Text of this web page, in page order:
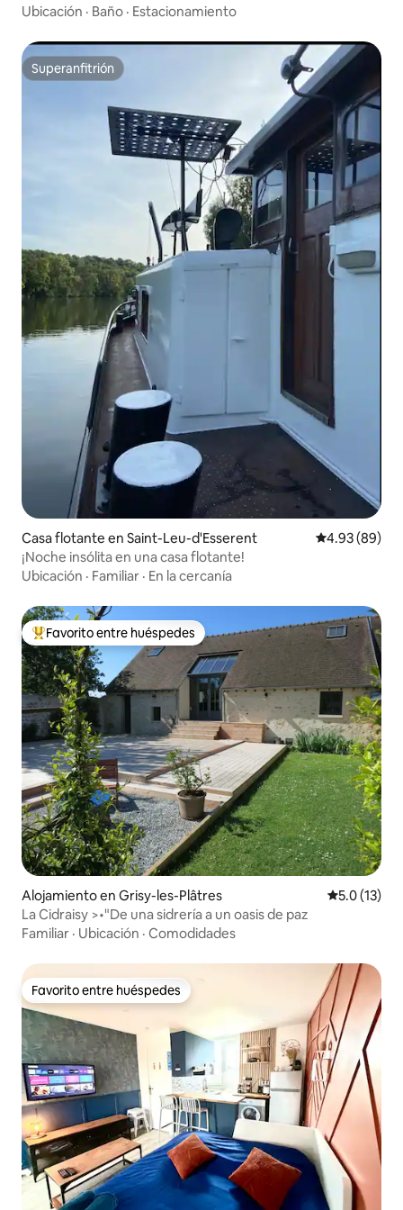
Ubicación · Baño · Estacionamiento
Superanfitrión
Superanfitrión
Casa flotante en Saint-Leu-d'Esserent Calificación
4.93 (89)
¡Noche insólita en una casa flotante!
Ubicación · Familiar · En la cercanía
Favorito entre huéspedes preferido
Favorito entre huéspedes
Alojamiento en Grisy-les-Plâtres Calificación
5.0 (13)
La Cidraisy >•"De una sidrería a un oasis de paz
Familiar · Ubicación · Comodidades
Favorito entre huéspedes
Favorito entre huéspedes